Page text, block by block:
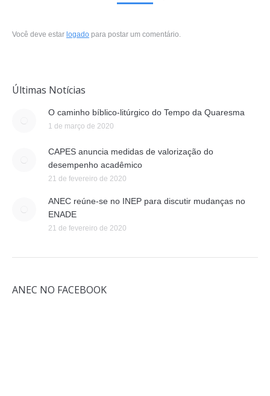
Você deve estar logado para postar um comentário.
Últimas Notícias
O caminho bíblico-litúrgico do Tempo da Quaresma
1 de março de 2020
CAPES anuncia medidas de valorização do
desempenho acadêmico
21 de fevereiro de 2020
ANEC reúne-se no INEP para discutir mudanças no
ENADE
21 de fevereiro de 2020
ANEC NO FACEBOOK